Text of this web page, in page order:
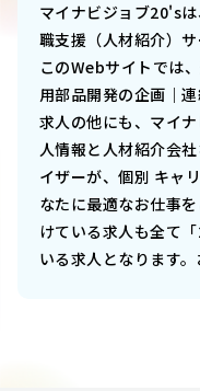
マイナビジョブ20's
職支援（人材紹介）サ
このWebサイトでは、
用部品開発の企画｜
求人の他にも、マイ
人情報と人材紹介会
イザーが、個別 キャ
なたに最適なお仕事
けている求人も全て
いる求人となります